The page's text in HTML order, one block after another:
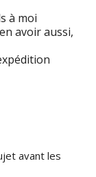
à moi
avoir aussi,
avant les